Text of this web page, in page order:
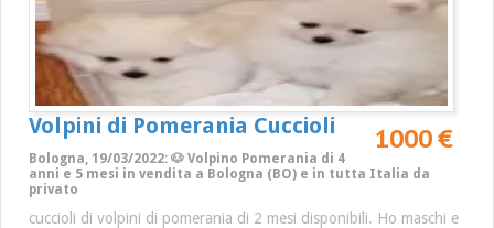
Volpini di Pomerania Cuccioli 1000 €
Bologna, 19/03/2022: 🐶 Volpino Pomerania di 4
anni e 5 mesi in vendita a Bologna (BO) e in tutta Italia da
privato
cuccioli di volpini di pomerania di 2 mesi disponibili. Ho maschi e